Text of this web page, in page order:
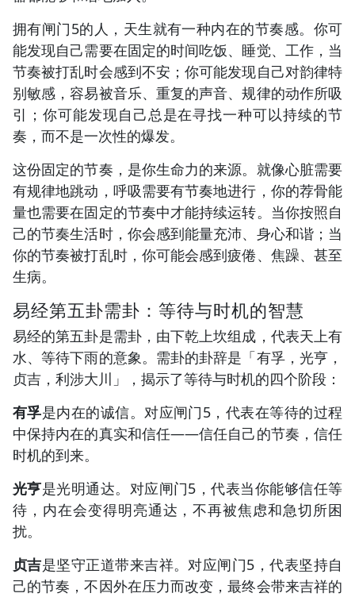
拥有闸门5的人，天生就有一种内在的节奏感。你可
能发现自己需要在固定的时间吃饭、睡觉、工作，当
节奏被打乱时会感到不安；你可能发现自己对韵律特
别敏感，容易被音乐、重复的声音、规律的动作所吸
引；你可能发现自己总是在寻找一种可以持续的节
奏，而不是一次性的爆发。
这份固定的节奏，是你生命力的来源。就像心脏需要
有规律地跳动，呼吸需要有节奏地进行，你的荐骨能
量也需要在固定的节奏中才能持续运转。当你按照自
己的节奏生活时，你会感到能量充沛、身心和谐；当
你的节奏被打乱时，你可能会感到疲倦、焦躁、甚至
生病。
易经第五卦需卦：等待与时机的智慧
易经的第五卦是需卦，由下乾上坎组成，代表天上有
水、等待下雨的意象。需卦的卦辞是「有孚，光亨，
贞吉，利涉大川」，揭示了等待与时机的四个阶段：
有孚是内在的诚信。对应闸门5，代表在等待的过程
中保持内在的真实和信任——信任自己的节奏，信任
时机的到来。
光亨是光明通达。对应闸门5，代表当你能够信任等
待，内在会变得明亮通达，不再被焦虑和急切所困
扰。
贞吉是坚守正道带来吉祥。对应闸门5，代表坚持自
己的节奏，不因外在压力而改变，最终会带来吉祥的